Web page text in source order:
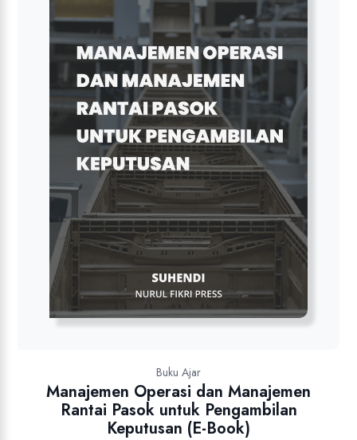
Buku Ajar
Manajemen Operasi dan Manajemen
Rantai Pasok untuk Pengambilan
Keputusan (E-Book)